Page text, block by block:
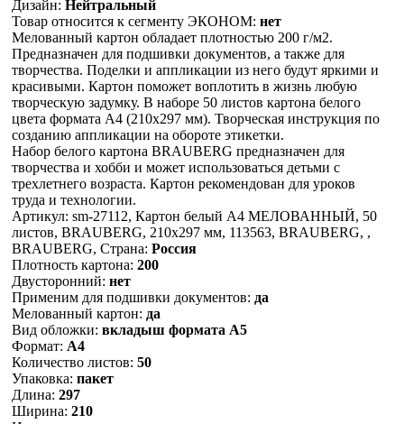
Дизайн: Нейтральный
Товар относится к сегменту ЭКОНОМ: нет
Мелованный картон обладает плотностью 200 г/м2.
Предназначен для подшивки документов, а также для
творчества. Поделки и аппликации из него будут яркими и
красивыми. Картон поможет воплотить в жизнь любую
творческую задумку. В наборе 50 листов картона белого
цвета формата А4 (210х297 мм). Творческая инструкция по
созданию аппликации на обороте этикетки.
Набор белого картона BRAUBERG предназначен для
творчества и хобби и может использоваться детьми с
трехлетнего возраста. Картон рекомендован для уроков
труда и технологии.
Артикул: sm-27112, Картон белый А4 МЕЛОВАННЫЙ, 50
листов, BRAUBERG, 210х297 мм, 113563, BRAUBERG, ,
BRAUBERG, Страна: Россия
Плотность картона: 200
Двусторонний: нет
Применим для подшивки документов: да
Мелованный картон: да
Вид обложки: вкладыш формата А5
Формат: А4
Количество листов: 50
Упаковка: пакет
Длина: 297
Ширина: 210